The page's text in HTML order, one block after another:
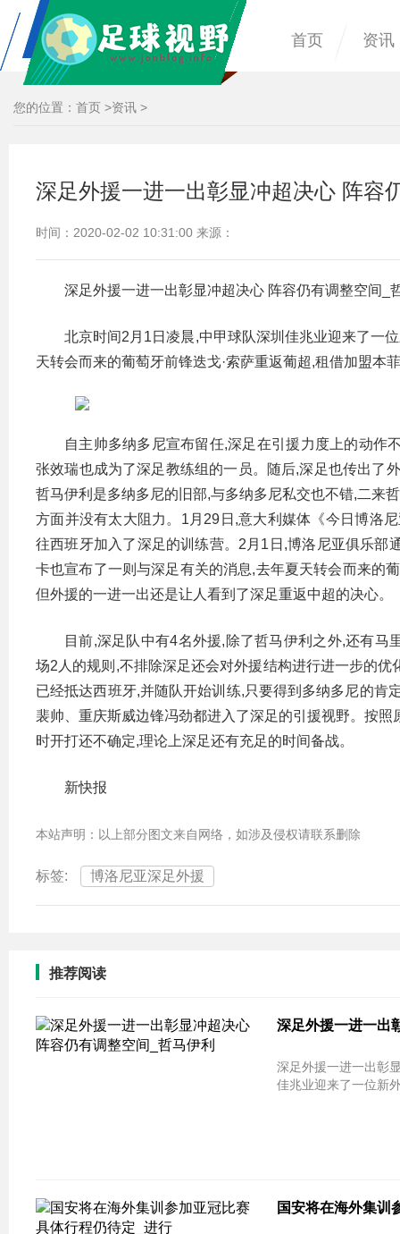
首页 资讯
您的位置： 首页 >资讯 >
深足外援一进一出彰显冲超决心 阵容
时间：2020-02-02 10:31:00 来源：
深足外援一进一出彰显冲超决心 阵容仍有调整空间_
北京时间2月1日凌晨,中甲球队深圳佳兆业迎来了一
天转会而来的葡萄牙前锋迭戈·索萨重返葡超,租借加盟本
自主帅多纳多尼宣布留任,深足在引援力度上的动作
张效瑞也成为了深足教练组的一员。随后,深足也传出了
哲马伊利是多纳多尼的旧部,与多纳多尼私交也不错,二来
方面并没有太大阻力。1月29日,意大利媒体《今日博洛
往西班牙加入了深足的训练营。2月1日,博洛尼亚俱乐部
卡也宣布了一则与深足有关的消息,去年夏天转会而来的
但外援的一进一出还是让人看到了深足重返中超的决心。
目前,深足队中有4名外援,除了哲马伊利之外,还有
场2人的规则,不排除深足还会对外援结构进行进一步的
已经抵达西班牙,并随队开始训练,只要得到多纳多尼的肯
裴帅、重庆斯威边锋冯劲都进入了深足的引援视野。按
时开打还不确定,理论上深足还有充足的时间备战。
新快报
本站声明：以上部分图文来自网络，如涉及侵权请联系删除
标签: 博洛尼亚深足外援
推荐阅读
深足外援一进一出
深足外援一进一出彰
佳兆业迎来了一位新
国安将在海外集训